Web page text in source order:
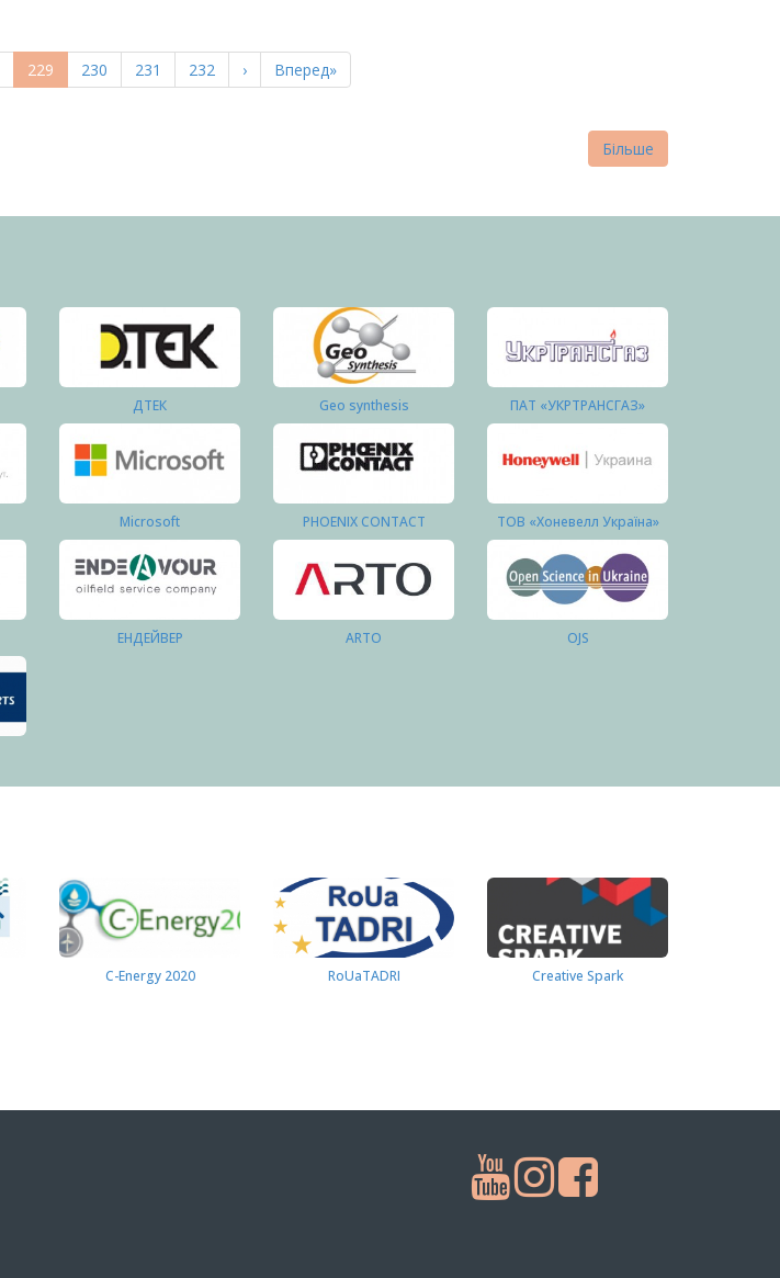
Поточна
сторінка
229 Page
230 Page
231 Page
232
Наступна
сторінка
›
Остання
сторінка
Вперед»
Більше
ДТЕК Geo synthesis ПАТ «УКРТРАНСГАЗ»
Microsoft PHOENIX CONTACT ТОВ «Хоневелл Україна»
ЕНДЕЙВЕР ARTO OJS
C-Energy 2020 RoUaTADRI Creative Spark